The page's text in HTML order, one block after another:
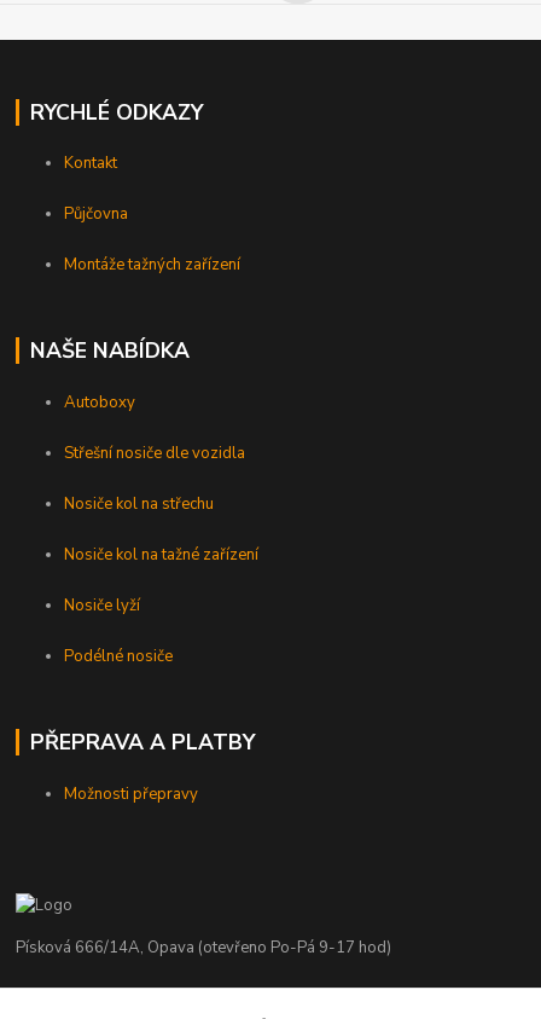
RYCHLÉ ODKAZY
Kontakt
Půjčovna
Montáže tažných zařízení
NAŠE NABÍDKA
Autoboxy
Střešní nosiče dle vozidla
Nosiče kol na střechu
Nosiče kol na tažné zařízení
Nosiče lyží
Podélné nosiče
PŘEPRAVA A PLATBY
Možnosti přepravy
Písková 666/14A, Opava (otevřeno Po-Pá 9-17 hod)